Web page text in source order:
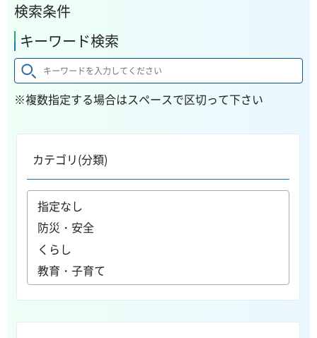
検索条件
キーワード検索
※複数指定する場合はスペースで区切って下さい
カテゴリ(分類)